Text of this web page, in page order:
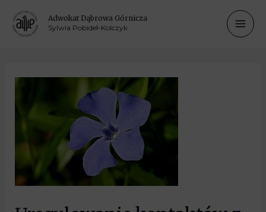
Adwokat Dąbrowa Górnicza
Sylwia Pobideł-Kolczyk